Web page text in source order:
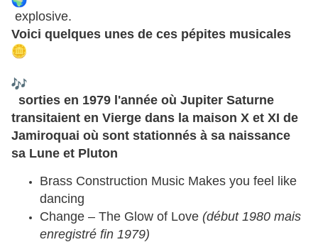
explosive.
Voici quelques unes de ces pépites musicales
sorties en 1979 l'année où Jupiter Saturne
transitaient en Vierge dans la maison X et XI de
Jamiroquai où sont stationnés à sa naissance
sa Lune et Pluton
Brass Construction Music Makes you feel like
dancing
Change – The Glow of Love (début 1980 mais
enregistré fin 1979)